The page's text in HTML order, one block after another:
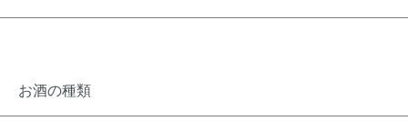
お酒の種類